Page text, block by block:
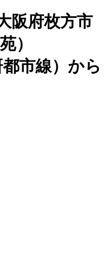
阪府枚方市
）
市線）から